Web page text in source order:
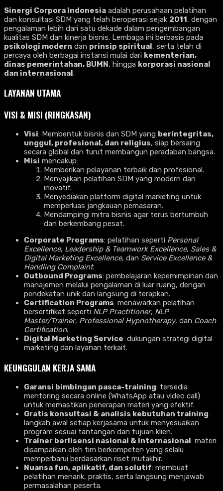
Sinergi Corpora Indonesia adalah perusahaan pelatihan
dan konsultasi SDM yang telah beroperasi sejak 2011, dengan
pengalaman lebih dari satu dekade dalam pengembangan
kualitas SDM dan kinerja bisnis. Lembaga ini berbasis pada
psikologi modern dan prinsip spiritual, serta telah di
percaya oleh berbagai instansi mulai dari kementerian,
dinas pemerintahan, BUMN, hingga korporasi nasional
dan internasional.
LAYANAN UTAMA
VISI & MISI (RINGKASAN)
Visi: Membentuk bisnis dan SDM yang berintegritas,
unggul, profesional, dan religius, siap bersaing
secara global dan turut membangun peradaban bangsa.
Misi mencakup:
Memberikan pelayanan terbaik dan profesional.
Menyajikan pelatihan SDM yang modern dan
inovatif.
Menyediakan platform digital marketing untuk
memperluas jangkauan pemasaran.
Mendampingi mitra bisnis agar terus bertumbuh
dan berkembang pesat.
Corporate Programs: pelatihan seperti Personal
Excellence, Leadership & Teamwork Excellence, Sales &
Digital Marketing Excellence, dan Service Excellence &
Handling Complaint.
Outbound Programs: pembelajaran kepemimpinan dan
manajemen melalui pengalaman di luar ruang, dengan
pendekatan unik dan langsung di terapkan.
Certification Programs: menawarkan pelatihan
bersertifikat seperti NLP Practitioner, NLP
Master/Trainer, Professional Hypnotherapy, dan Coach
Certification.
Digital Marketing Service: dukungan strategi digital
marketing dan layanan terkait.
KEUNGGULAN KERJA SAMA
Garansi bimbingan pasca-training: tersedia
mentoring secara online (WhatsApp atau video call)
untuk memastikan penerapan materi yang efektif.
Gratis konsultasi & analisis kebutuhan training:
langkah awal setiap kerjasama untuk menyesuaikan
program sesuai tantangan dan tujuan klien.
Trainer berlisensi nasional & internasional: materi
disampaikan oleh tim berkompeten yang selalu
memperbarui berdasarkan riset mutakhir.
Nuansa fun, aplikatif, dan solutif: membuat
pelatihan menarik, praktis, serta langsung menjawab
permasalahan peserta.